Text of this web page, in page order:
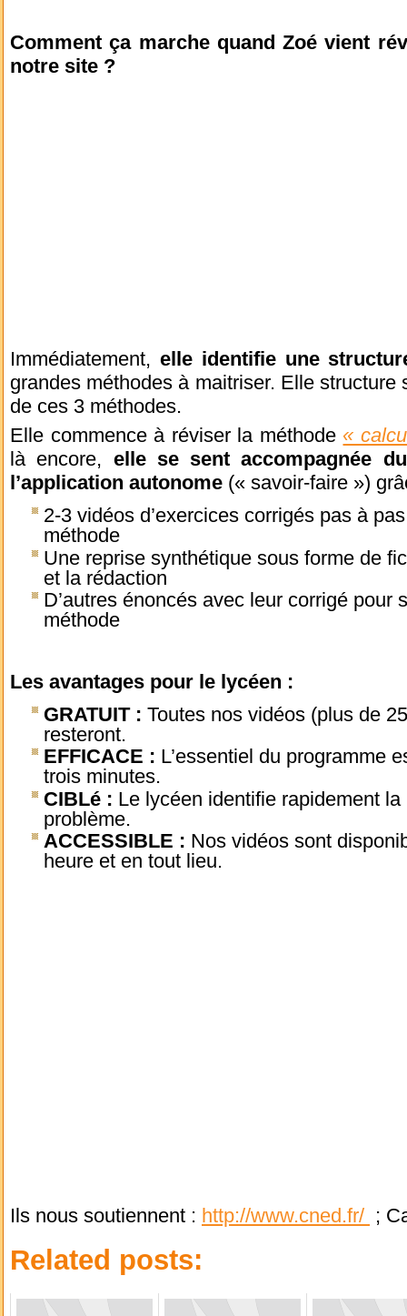
Comment ça marche quand Zoé vient
notre site ?
Immédiatement, elle identifie une
grandes méthodes à maitriser. Elle
de ces 3 méthodes.
Elle commence à réviser la méthode«
là encore, elle se sent accompagnée
l’application autonome (« savoir-faire »)
2-3 vidéos d’exercices corrigés pas à
méthode
Une reprise synthétique sous forme de
et la rédaction
D’autres énoncés avec leur corrigé pour
méthode
Les avantages pour le lycéen :
GRATUIT : Toutes nos vidéos (plus de
resteront.
EFFICACE : L’essentiel du programme
trois minutes.
CIBLé : Le lycéen identifie rapidement
problème.
ACCESSIBLE : Nos vidéos sont
heure et en tout lieu.
Ils nous soutiennent : http://www.cned.fr/ ;
Related posts: